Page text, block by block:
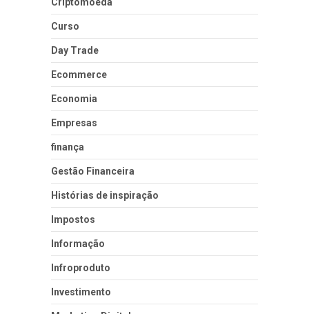
Curso
Day Trade
Ecommerce
Economia
Empresas
finança
Gestão Financeira
Histórias de inspiração
Impostos
Informação
Infroproduto
Investimento